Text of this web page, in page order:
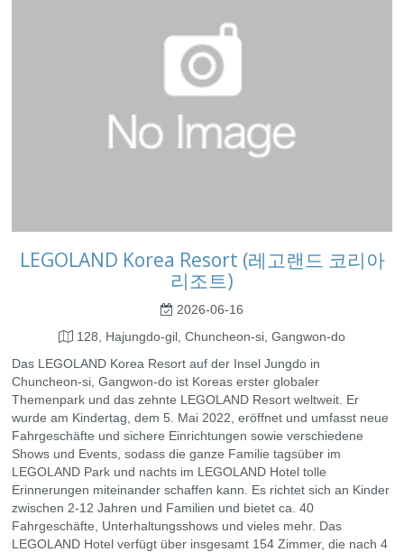
LEGOLAND Korea Resort (레고랜드 코리아
리조트)
2026-06-16
128, Hajungdo-gil, Chuncheon-si, Gangwon-do
Das LEGOLAND Korea Resort auf der Insel Jungdo in
Chuncheon-si, Gangwon-do ist Koreas erster globaler
Themenpark und das zehnte LEGOLAND Resort weltweit. Er
wurde am Kindertag, dem 5. Mai 2022, eröffnet und umfasst neue
Fahrgeschäfte und sichere Einrichtungen sowie verschiedene
Shows und Events, sodass die ganze Familie tagsüber im
LEGOLAND Park und nachts im LEGOLAND Hotel tolle
Erinnerungen miteinander schaffen kann. Es richtet sich an Kinder
zwischen 2-12 Jahren und Familien und bietet ca. 40
Fahrgeschäfte, Unterhaltungsshows und vieles mehr. Das
LEGOLAND Hotel verfügt über insgesamt 154 Zimmer, die nach 4